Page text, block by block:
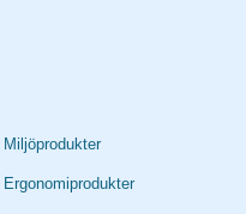
Miljöprodukter
Ergonomiprodukter